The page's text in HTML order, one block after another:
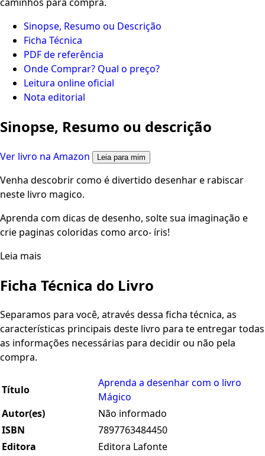
Sinopse, Resumo ou Descrição
Ficha Técnica
PDF de referência
Onde Comprar? Qual o preço?
Leitura online oficial
Nota editorial
Sinopse, Resumo ou descrição
Ver livro na Amazon Leia para mim
Venha descobrir como é divertido desenhar e rabiscar
neste livro magico.
Aprenda com dicas de desenho, solte sua imaginação e
crie paginas coloridas como arco- íris!
Leia mais
Ficha Técnica do Livro
Separamos para você, através dessa ficha técnica, as
características principais deste livro para te entregar todas
as informações necessárias para decidir ou não pela
compra.
Título
Aprenda a desenhar com o livro
Mágico
Autor(es)
Não informado
ISBN
7897763484450
Editora
Editora Lafonte